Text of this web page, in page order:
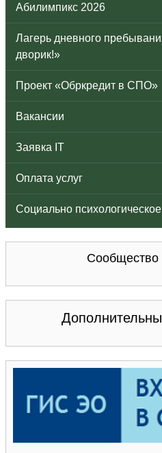
Абилимпикс 2026
Лагерь дневного
дворик!»
Проект «Обркредит в СПО»
Вакансии
Заявка IT
Оплата услуг
Социально
Сообщество